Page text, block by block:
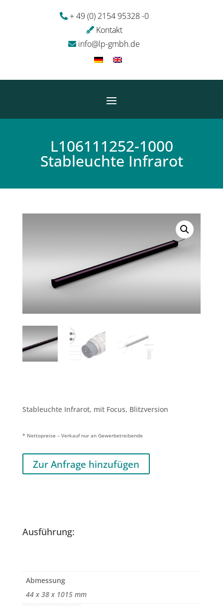
+ 49 (0) 2154 95328 -0
Kontakt
info@lp-gmbh.de
L106111252-1000
Stableuchte Infrarot
Stableuchte Infrarot, mit Focus, Blitzversion
* Nettopreise – Verkauf nur an Gewerbetreibende
Zur Anfrage hinzufügen
Ausführung:
Abmessung
44 x 38 x 1015 mm